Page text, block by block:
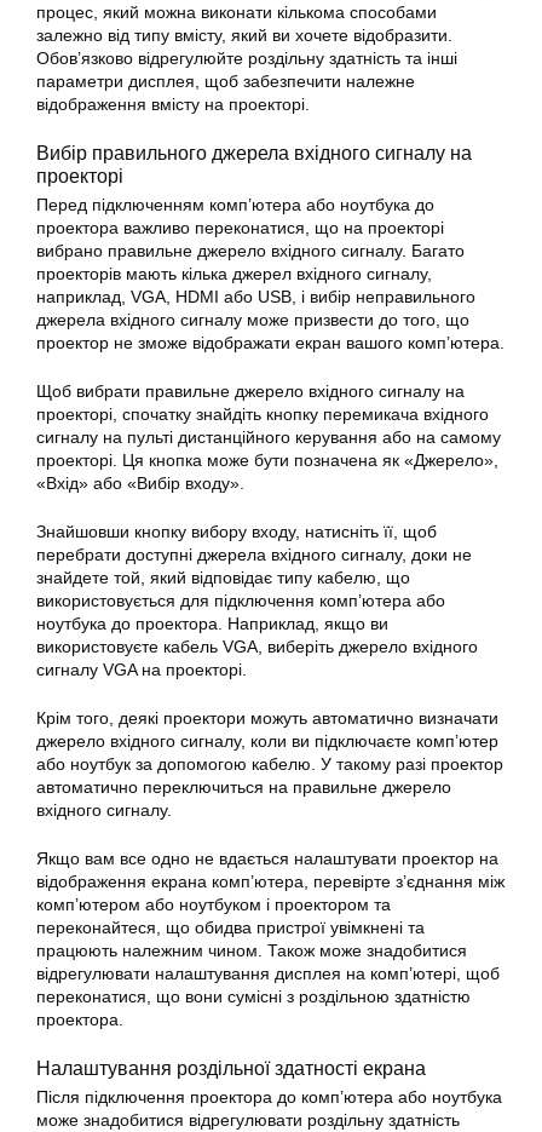
процес, який можна виконати кількома способами
залежно від типу вмісту, який ви хочете відобразити.
Обов’язково відрегулюйте роздільну здатність та інші
параметри дисплея, щоб забезпечити належне
відображення вмісту на проекторі.
Вибір правильного джерела вхідного сигналу на
проекторі
Перед підключенням комп’ютера або ноутбука до
проектора важливо переконатися, що на проекторі
вибрано правильне джерело вхідного сигналу. Багато
проекторів мають кілька джерел вхідного сигналу,
наприклад, VGA, HDMI або USB, і вибір неправильного
джерела вхідного сигналу може призвести до того, що
проектор не зможе відображати екран вашого комп’ютера.
Щоб вибрати правильне джерело вхідного сигналу на
проекторі, спочатку знайдіть кнопку перемикача вхідного
сигналу на пульті дистанційного керування або на самому
проекторі. Ця кнопка може бути позначена як «Джерело»,
«Вхід» або «Вибір входу».
Знайшовши кнопку вибору входу, натисніть її, щоб
перебрати доступні джерела вхідного сигналу, доки не
знайдете той, який відповідає типу кабелю, що
використовується для підключення комп’ютера або
ноутбука до проектора. Наприклад, якщо ви
використовуєте кабель VGA, виберіть джерело вхідного
сигналу VGA на проекторі.
Крім того, деякі проектори можуть автоматично визначати
джерело вхідного сигналу, коли ви підключаєте комп’ютер
або ноутбук за допомогою кабелю. У такому разі проектор
автоматично переключиться на правильне джерело
вхідного сигналу.
Якщо вам все одно не вдається налаштувати проектор на
відображення екрана комп’ютера, перевірте з’єднання між
комп’ютером або ноутбуком і проектором та
переконайтеся, що обидва пристрої увімкнені та
працюють належним чином. Також може знадобитися
відрегулювати налаштування дисплея на комп’ютері, щоб
переконатися, що вони сумісні з роздільною здатністю
проектора.
Налаштування роздільної здатності екрана
Після підключення проектора до комп’ютера або ноутбука
може знадобитися відрегулювати роздільну здатність